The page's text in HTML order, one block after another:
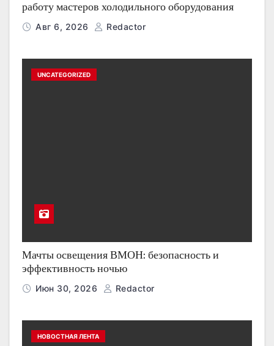
работу мастеров холодильного оборудования
Авг 6, 2026 Redactor
UNCATEGORIZED
Мачты освещения ВМОН: безопасность и
эффективность ночью
Июн 30, 2026 Redactor
НОВОСТНАЯ ЛЕНТА